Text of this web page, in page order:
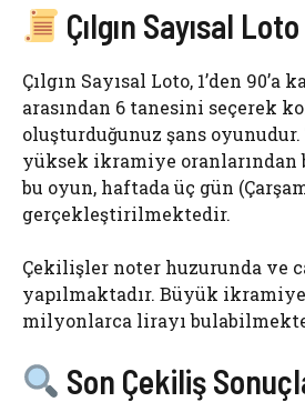
Çılgın Sayısal
Çılgın Sayısal Loto, 1’den 90’a
arasından 6 tanesini seçerek
oluşturduğunuz şans
yüksek ikramiye oranlarından
bu oyun, haftada üç gün
gerçekleştirilmektedir.
Çekilişler noter huzurunda ve
yapılmaktadır. Büyük
milyonlarca lirayı
Son Çekiliş